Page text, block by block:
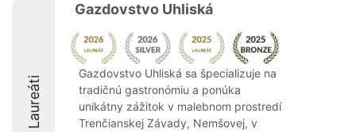
Laureáti
Gazdovstvo Uhliská
Gazdovstvo Uhliská sa špecializuje na
tradičnú gastronómiu a ponúka
unikátny zážitok v malebnom prostredí
Trenčianskej Závady, Nemšovej, v